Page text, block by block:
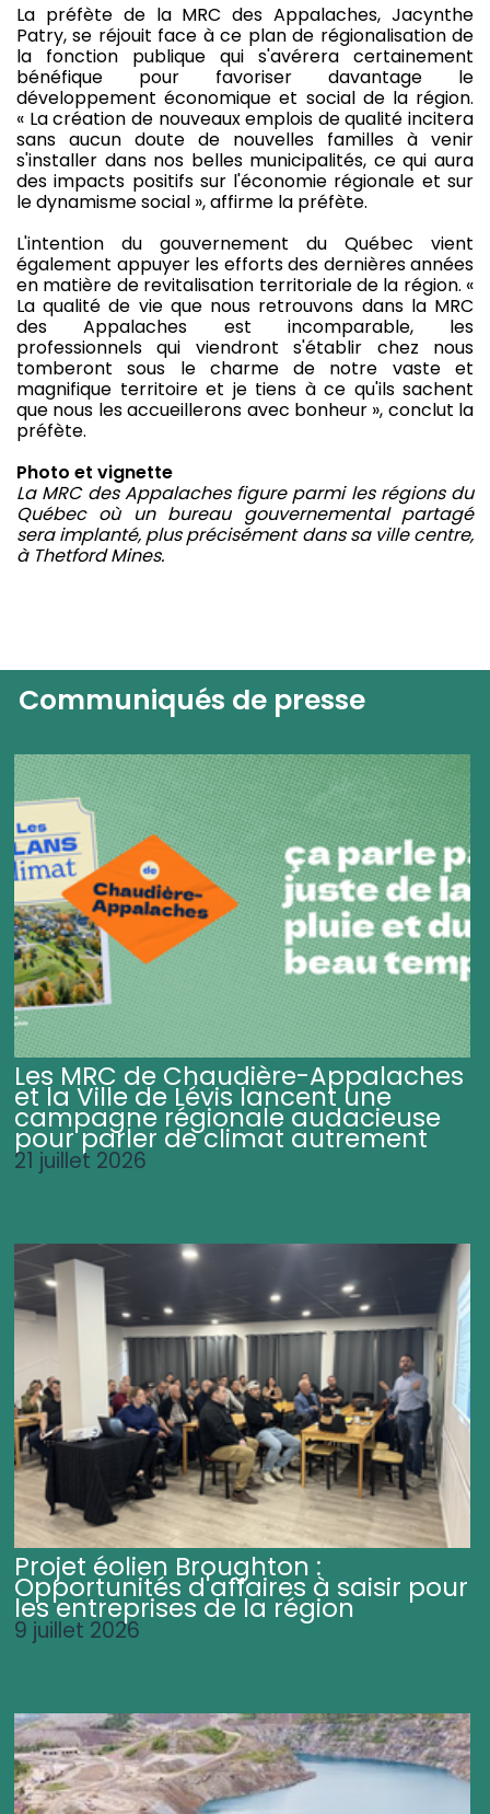
La préfète de la MRC des Appalaches, Jacynthe
Patry, se réjouit face à ce plan de régionalisation de
la fonction publique qui s'avérera certainement
bénéfique pour favoriser davantage le
développement économique et social de la région.
« La création de nouveaux emplois de qualité incitera
sans aucun doute de nouvelles familles à venir
s'installer dans nos belles municipalités, ce qui aura
des impacts positifs sur l'économie régionale et sur
le dynamisme social », affirme la préfète.
L'intention du gouvernement du Québec vient
également appuyer les efforts des dernières années
en matière de revitalisation territoriale de la région. «
La qualité de vie que nous retrouvons dans la MRC
des Appalaches est incomparable, les
professionnels qui viendront s'établir chez nous
tomberont sous le charme de notre vaste et
magnifique territoire et je tiens à ce qu'ils sachent
que nous les accueillerons avec bonheur », conclut la
préfète.
Photo et vignette
La MRC des Appalaches figure parmi les régions du
Québec où un bureau gouvernemental partagé
sera implanté, plus précisément dans sa ville centre,
à Thetford Mines.
Communiqués de presse
Les MRC de Chaudière-Appalaches
et la Ville de Lévis lancent une
campagne régionale audacieuse
pour parler de climat autrement
21 juillet 2026
Projet éolien Broughton :
Opportunités d'affaires à saisir pour
les entreprises de la région
9 juillet 2026